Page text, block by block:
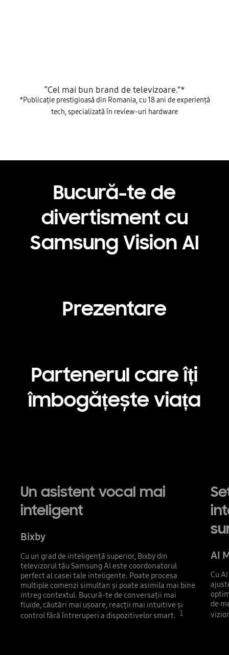
“Cel mai bun brand de televizoare.”*
*Publicație prestigioasă din Romania, cu 18 ani de experiență
tech, specializată în review-uri hardware
Bucură-te de
divertisment cu
Samsung Vision AI
Prezentare
Partenerul care îți
îmbogățește viața
Un asistent vocal mai
inteligent
Bixby
Cu un grad de inteligență superior, Bixby din
televizorul tău Samsung AI este coordonatorul
perfect al casei tale inteligente. Poate procesa
multiple comenzi simultan și poate asimila mai bine
intreg contextul. Bucură-te de conversații mai
fluide, căutări mai ușoare, reacții mai intuitive și
control fără întreruperi a dispozitivelor smart.
1
AI
Cu
de